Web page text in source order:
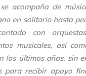
acompaña de
en solitario hasta
con
musicales, así
los últimos años, sin
para recibir apoyo